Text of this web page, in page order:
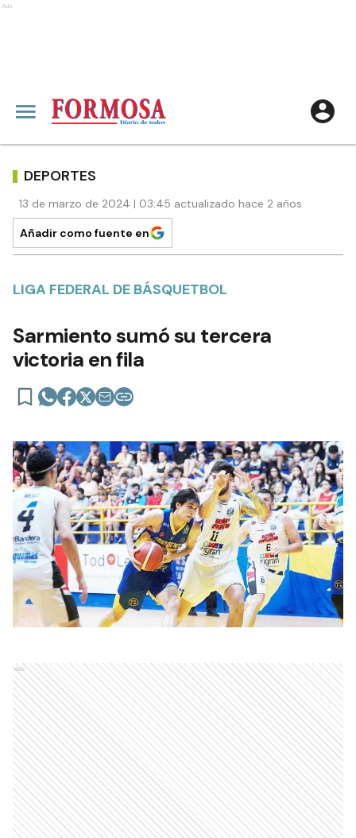
Ads
DEPORTES
13 de marzo de 2024 | 03:45 actualizado hace 2 años
Añadir como fuente en
LIGA FEDERAL DE BÁSQUETBOL
Sarmiento sumó su tercera
victoria en fila
Ads